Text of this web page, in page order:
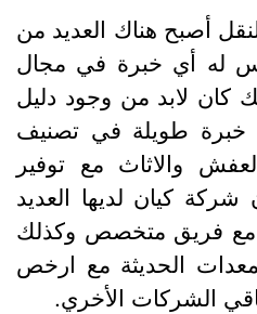
أصبح هناك العديد من
له أي خبرة في مجال
لابد من وجود دليل
طويلة في تصنيف
والاثاث مع توفير
كيان لديها العديد
فريق متخصص وكذلك
الحديثة مع ارخص
الأخري.